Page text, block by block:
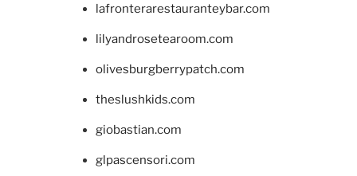
lafronterarestauranteybar.com
lilyandrosetearoom.com
olivesburgberrypatch.com
theslushkids.com
giobastian.com
glpascensori.com